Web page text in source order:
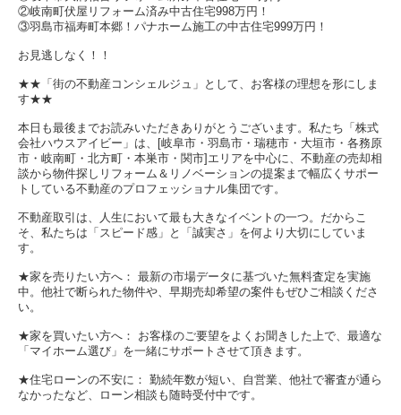
②岐南町伏屋リフォーム済み中古住宅998万円！
③羽島市福寿町本郷！パナホーム施工の中古住宅999万円！
お見逃しなく！！
★★「街の不動産コンシェルジュ」として、お客様の理想を形にしま
す★★
本日も最後までお読みいただきありがとうございます。私たち「株式
会社ハウスアイビー」は、[岐阜市・羽島市・瑞穂市・大垣市・各務原
市・岐南町・北方町・本巣市・関市]エリアを中心に、不動産の売却相
談から物件探しリフォーム＆リノベーションの提案まで幅広くサポー
トしている不動産のプロフェッショナル集団です。
不動産取引は、人生において最も大きなイベントの一つ。だからこ
そ、私たちは「スピード感」と「誠実さ」を何より大切にしていま
す。
★家を売りたい方へ： 最新の市場データに基づいた無料査定を実施
中。他社で断られた物件や、早期売却希望の案件もぜひご相談くださ
い。
★家を買いたい方へ： お客様のご要望をよくお聞きした上で、最適な
「マイホーム選び」を一緒にサポートさせて頂きます。
★住宅ローンの不安に： 勤続年数が短い、自営業、他社で審査が通ら
なかったなど、ローン相談も随時受付中です。